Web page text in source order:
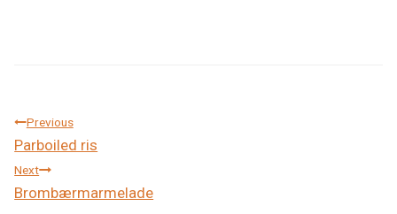
Indlægsnavigation
Previous
Parboiled ris
Next
Brombærmarmelade